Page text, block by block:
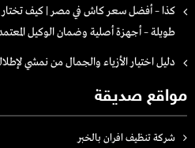
كذا – أفضل سعر كاش في مصر | كيف
طويلة – أجهزة أصلية وضمان الوكيل
دليل اختيار الأزياء والجمال من نمشي
مواقع صديقة
شركة تنظيف افران بالخبر